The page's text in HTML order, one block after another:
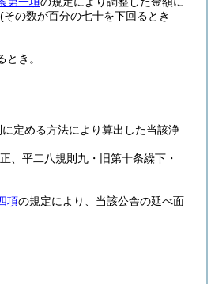
(その数が百分の七十を下回るとき
き。
定める方法により算出した当該浄
、平二八規則九・旧第十条繰下・
項の規定により、当該公舎の延べ面